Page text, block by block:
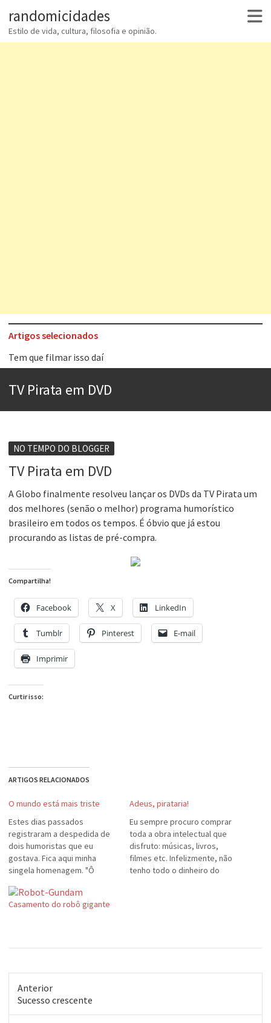
randomicidades
Estilo de vida, cultura, filosofia e opinião.
Artigos selecionados
Tem que filmar isso daí
Esse tal de Rock Gaúcho
Os causos de Jorge Luis Borges
Voto obrigatório é correto?
Se queres salvar o mundo, o veganismo não é a resposta
TV Pirata em DVD
NO TEMPO DO BLOGGER
TV Pirata em DVD
A Globo finalmente resolveu lançar os DVDs da TV Pirata um
dos melhores (senão o melhor) programa humorístico
brasileiro em todos os tempos. É óbvio que já estou
procurando as listas de pré-compra.
Compartilha!
Facebook X LinkedIn
Tumblr Pinterest E-mail
Imprimir
Curtir isso:
ARTIGOS RELACIONADOS
O mundo está mais triste
Estes dias passados
registraram a despedida de
dois humoristas que eu
gostava. Fica aqui minha
singela homenagem. "Ô
falar do brasileiro Ronald
Golias, o Bronco. Confesso
Adeus, pirataria!
Eu sempre procuro comprar
toda a obra intelectual que
disfruto: músicas, livros,
filmes etc. Infelizmente, não
tenho todo o dinheiro do
Casamento do robô gigante
Anterior
Post
anterior:
Sucesso crescente